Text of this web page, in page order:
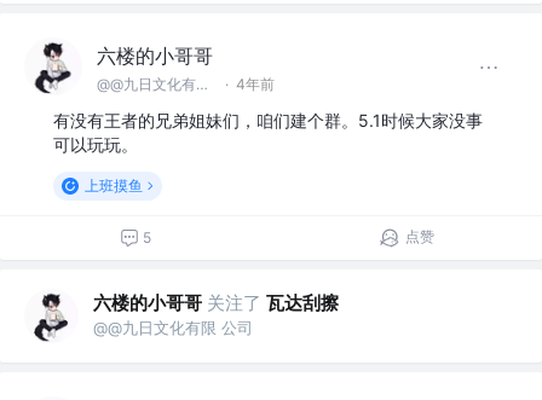
六楼的小哥哥
@@九日文化有限 公司 · 4年前
有没有王者的兄弟姐妹们，咱们建个群。5.1时候大家没事
可以玩玩。
上班摸鱼
5 点赞
六楼的小哥哥 关注了 瓦达刮擦
@@九日文化有限 公司